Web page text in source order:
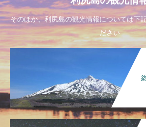
そのほか、利尻島の観光情報については下
ださい